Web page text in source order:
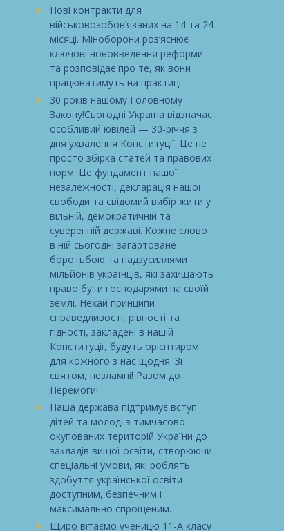
Нові контракти для
військовозобовʼязаних на 14 та 24
місяці. Міноборони роз’яснює
ключові нововведення реформи
та розповідає про те, як вони
працюватимуть на практиці.
30 років нашому Головному
Закону!Сьогодні Україна відзначає
особливий ювілей — 30-річчя з
дня ухвалення Конституції. Це не
просто збірка статей та правових
норм. Це фундамент нашої
незалежності, декларація нашої
свободи та свідомий вибір жити у
вільній, демократичній та
суверенній державі. Кожне слово
в ній сьогодні загартоване
боротьбою та надзусиллями
мільйонів українців, які захищають
право бути господарями на своїй
землі. Нехай принципи
справедливості, рівності та
гідності, закладені в нашій
Конституції, будуть орієнтиром
для кожного з нас щодня. Зі
святом, незламні! Разом до
Перемоги!
Наша держава підтримує вступ
дітей та молоді з тимчасово
окупованих територій України до
закладів вищої освіти, створюючи
спеціальні умови, які роблять
здобуття української освіти
доступним, безпечним і
максимально спрощеним.
Щиро вітаємо ученицю 11-А класу